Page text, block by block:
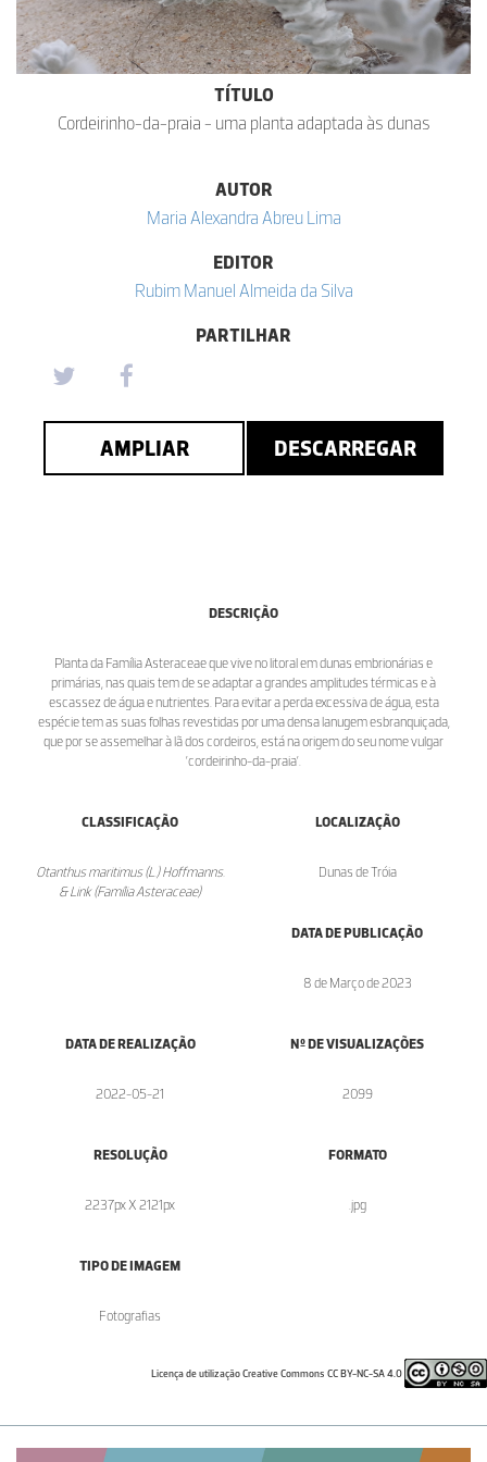
TÍTULO
Cordeirinho-da-praia - uma planta adaptada às dunas
AUTOR
Maria Alexandra Abreu Lima
EDITOR
Rubim Manuel Almeida da Silva
PARTILHAR
AMPLIAR DESCARREGAR
DESCRIÇÃO
Planta da Família Asteraceae que vive no litoral em dunas embrionárias e
primárias, nas quais tem de se adaptar a grandes amplitudes térmicas e à
escassez de água e nutrientes. Para evitar a perda excessiva de água, esta
espécie tem as suas folhas revestidas por uma densa lanugem esbranquiçada,
que por se assemelhar à lã dos cordeiros, está na origem do seu nome vulgar
’cordeirinho-da-praia’.
CLASSIFICAÇÃO
Otanthus maritimus (L.) Hoffmanns.
& Link (Família Asteraceae)
LOCALIZAÇÃO
Dunas de Tróia
DATA DE PUBLICAÇÃO
8 de Março de 2023
DATA DE REALIZAÇÃO
2022-05-21
Nº DE VISUALIZAÇÕES
2099
RESOLUÇÃO
2237px X 2121px
FORMATO
.jpg
TIPO DE IMAGEM
Fotografias
Licença de utilização Creative Commons CC BY-NC-SA 4.0